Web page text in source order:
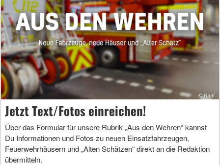
Jetzt Text/Fotos einreichen!
Über das Formular für unsere Rubrik „Aus den Wehren“ kannst
Du Informationen und Fotos zu neuen Einsatzfahrzeugen,
Feuerwehrhäusern und „Alten Schätzen“ direkt an die Redaktion
übermitteln.